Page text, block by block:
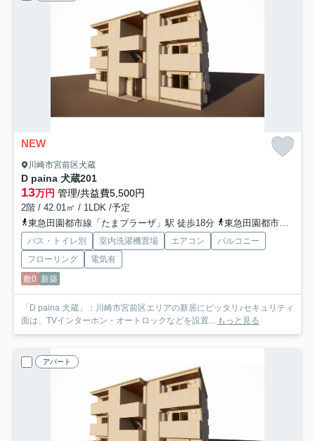
NEW
川崎市宮前区犬蔵
D paina 犬蔵201
13万円 管理/共益費5,500円
2階 / 42.01㎡ / 1LDK /予定
東急田園都市線「たまプラーザ」駅 徒歩18分
東急田園都市線「鷺沼」駅 徒歩25分
バス・トイレ別 室内洗濯機置場 エアコン
バルコニー
フローリング
電気有
敷0 新築
「D paina 犬蔵」：川崎市宮前区エリアの新居にピッタリ♪セキュリティ
面は、TVインターホン・オートロックなどを設置... もっと見る
アパート